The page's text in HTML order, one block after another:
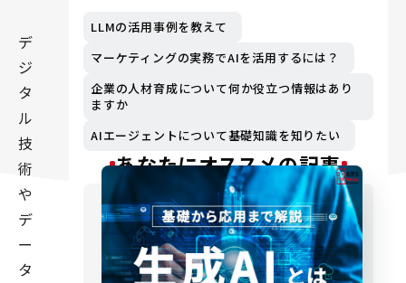
デ
ジ
タ
ル
技
術
や
デ
ー
タ
LLMの活用事例を教えて
マーケティングの実務でAIを活用するには？
企業の人材育成について何か役立つ情報はあり
ますか
AIエージェントについて基礎知識を知りたい
あなたにオススメの記事